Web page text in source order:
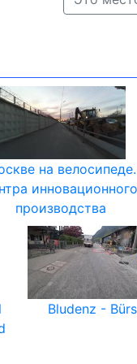
на
инновационного
производства
Bludenz - Bürs